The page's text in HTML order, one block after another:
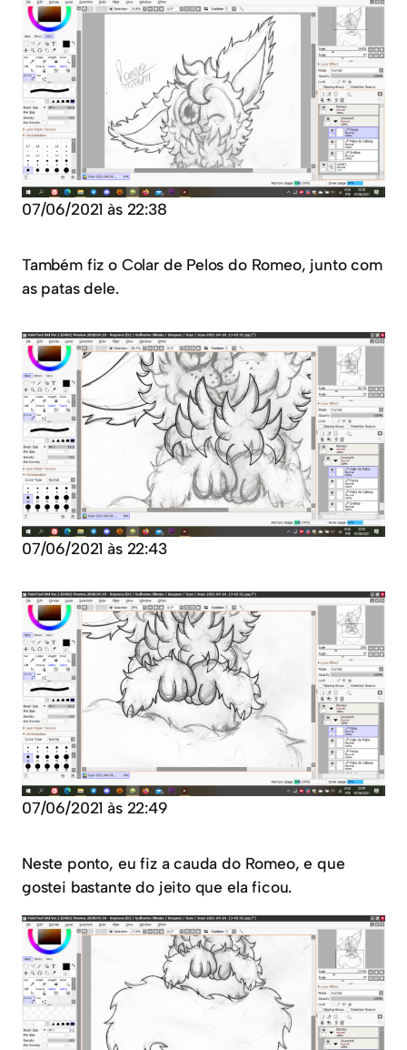
07/06/2021 às 22:38
Também fiz o Colar de Pelos do Romeo, junto com
as patas dele.
07/06/2021 às 22:43
07/06/2021 às 22:49
Neste ponto, eu fiz a cauda do Romeo, e que
gostei bastante do jeito que ela ficou.